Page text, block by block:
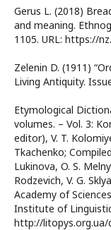
Gerus L. (2018)
and meaning.
1105. URL: https://
Zelenin D. (1911)
Living Antiquity.
Etymological
volumes. – Vol. 3:
editor), V. T.
Tkachenko;
Lukinova, O. S.
Rodzevich, V. G.
Academy of
Institute of
http://litopys.org.ua/